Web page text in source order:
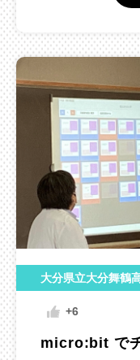
大分県立大分舞鶴
+6
micro:bit で